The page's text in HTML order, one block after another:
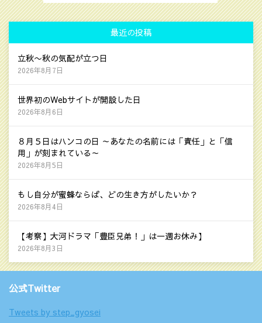
最近の投稿
立秋〜秋の気配が立つ日
2026年8月7日
世界初のWebサイトが開設した日
2026年8月6日
８月５日はハンコの日 ～あなたの名前には「責任」と「信
用」が刻まれている～
2026年8月5日
もし自分が蜜蜂ならば、どの生き方がしたいか？
2026年8月4日
【考察】大河ドラマ「豊臣兄弟！」は一週お休み】
2026年8月3日
公式Twitter
Tweets by step_gyosei